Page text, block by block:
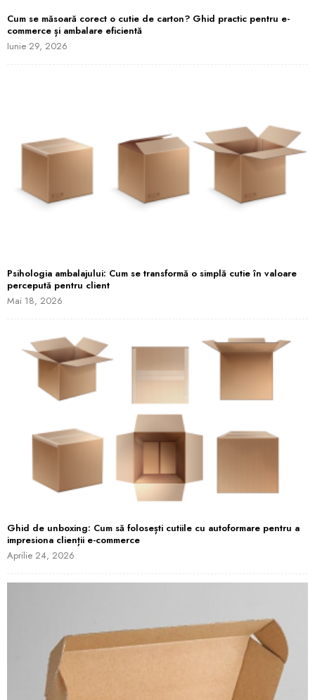
Cum se măsoară corect o cutie de carton? Ghid practic pentru e-
commerce și ambalare eficientă
Iunie 29, 2026
Psihologia ambalajului: Cum se transformă o simplă cutie în valoare
percepută pentru client
Mai 18, 2026
Ghid de unboxing: Cum să folosești cutiile cu autoformare pentru a
impresiona clienții e-commerce
Aprilie 24, 2026